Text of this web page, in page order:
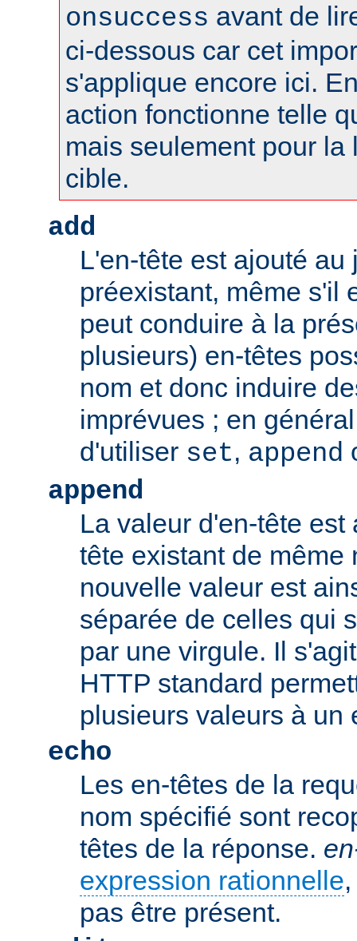
onsuccess avant de
ci-dessous car cet
s'applique encore ici.
action fonctionne telle
mais seulement pour la
cible.
add
L'en-tête est ajouté au
préexistant, même s'il
peut conduire à la
plusieurs) en-têtes
nom et donc induire
imprévues ; en
d'utiliser set, append
append
La valeur d'en-tête est
tête existant de même
nouvelle valeur est
séparée de celles qui
par une virgule. Il
HTTP standard
plusieurs valeurs à un
echo
Les en-têtes de la
nom spécifié sont
têtes de la réponse.
expression rationnelle
pas être présent.